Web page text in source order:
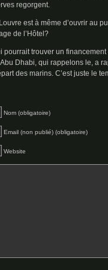
regorgent.
est à même d’ouvrir au
de l’Hôtel?
pourrait trouver un
Dhabi, qui rappelons le, a
des marins. C’est juste le
Nom (obligatoire)
Email (non publié) (obligatoire)
Website